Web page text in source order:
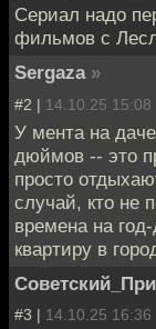
Сериал надо
фильмов с
Sergaza »
#2 | 14.10.25 15:08
У мента на
дюймов -- это
просто
случай, кто не
времена на
квартиру в
#3 | 14.10.25 16:36